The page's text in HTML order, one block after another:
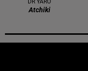
DR YARO
Atchiki